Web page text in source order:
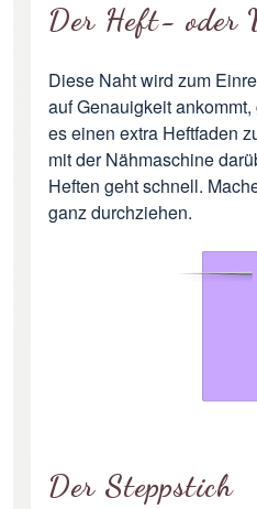
Der Heft- oder
Diese Naht wird zum
auf Genauigkeit
es einen extra Heftfaden
mit der Nähmaschine
Heften geht schnell.
ganz durchziehen.
Der Steppstich